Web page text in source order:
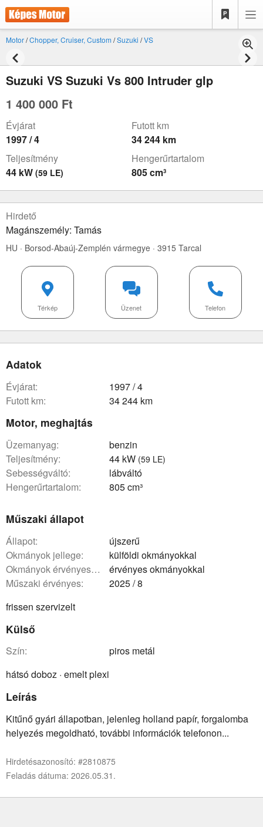
Motor/Chopper, Cruiser, Custom /Suzuki /VS
Suzuki VS Suzuki Vs 800 Intruder glp
1 400 000 Ft
Évjárat
1997 / 4
Futott km
34 244 km
Teljesítmény
44 kW (59 LE)
Hengerűrtartalom
805 cm³
Hirdető
Magánszemély: Tamás
HU · Borsod-Abaúj-Zemplén vármegye · 3915 Tarcal
Telefon
Üzenet
Térkép
Adatok
évjárat:
1997 / 4
futott km:
34 244 km
Motor, meghajtás
üzemanyag:
benzin
teljesítmény:
44 kW (59 LE)
sebességváltó:
lábváltó
hengerűrtartalom:
805 cm³
Műszaki állapot
állapot:
újszerű
okmányok jellege:
külföldi okmányokkal
okmányok érvényessége:
érvényes okmányokkal
műszaki érvényes:
2025 / 8
frissen szervizelt
Külső
szín:
piros metál
hátsó doboz · emelt plexi
Leírás
Kitűnő gyári állapotban, jelenleg holland papír, forgalomba
helyezés megoldható, további információk telefonon...
Hirdetésazonosító: #2810875
Feladás dátuma: 2026.05.31.